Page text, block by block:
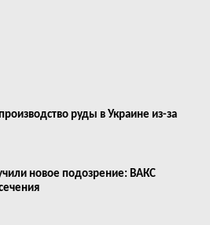
руды в Украине из-за
новое подозрение: ВАКС